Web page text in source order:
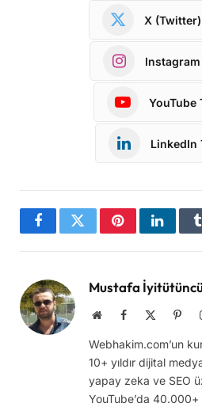
X
YouTube
LinkedIn
FacebookTwitterPinterest
Mustafa
WebsiteFacebook
Webhakim.com’un
10+ yıldır dijital
yapay zeka ve SEO
YouTube’da 40.000+